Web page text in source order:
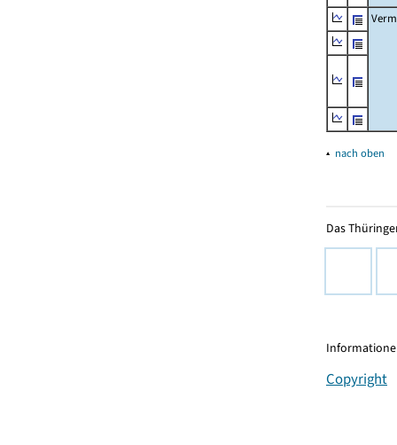
▴ nach oben
Das
Copyright